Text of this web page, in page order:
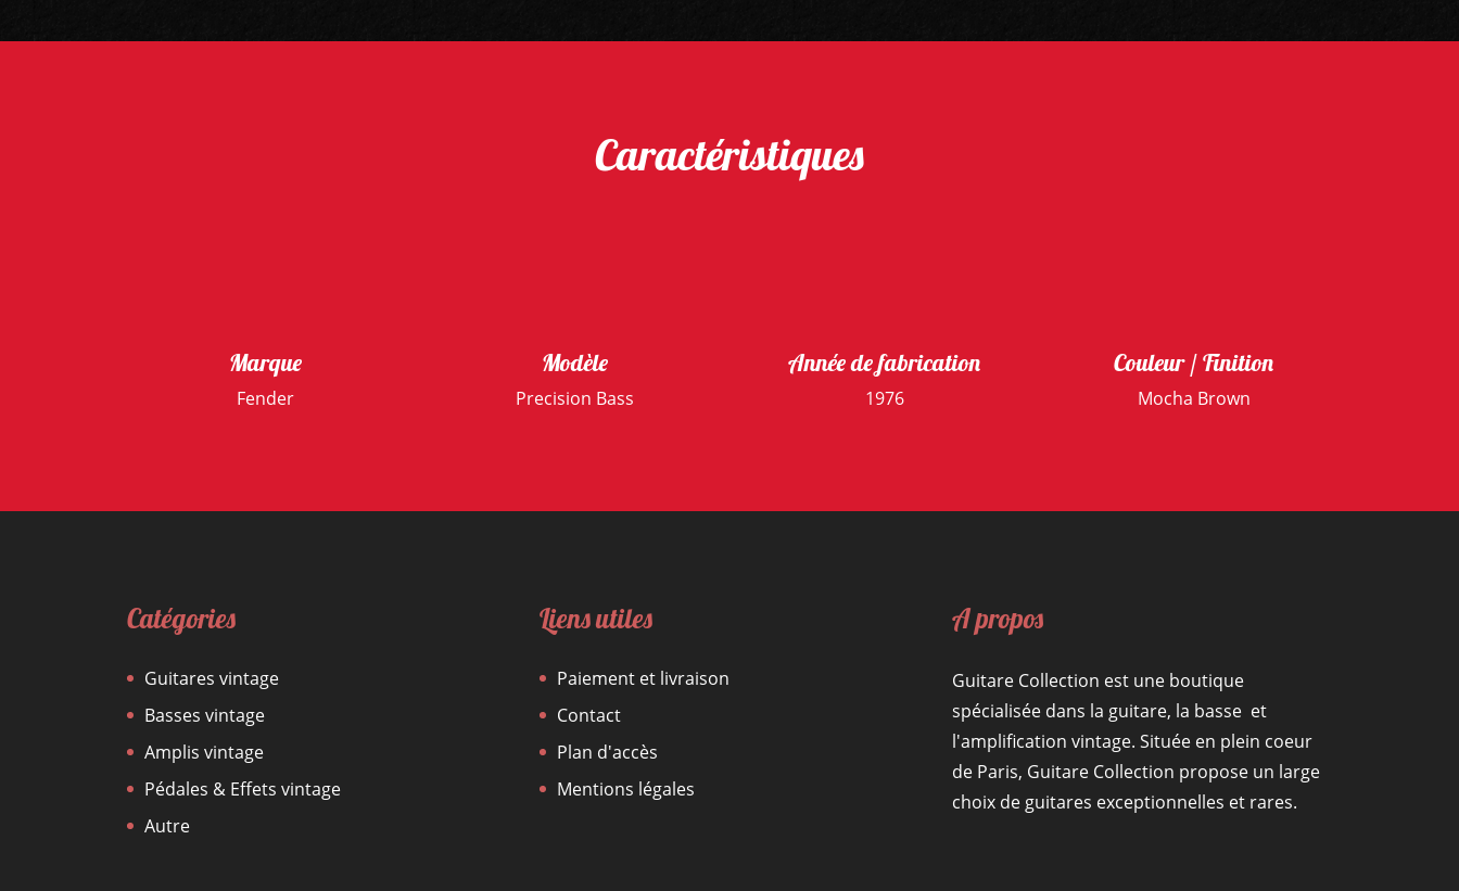
Caractéristiques
Marque
Fender
Modèle
Precision Bass
Année de fabrication
1976
Couleur / Finition
Mocha Brown
Catégories
Guitares vintage
Basses vintage
Amplis vintage
Pédales & Effets vintage
Autre
Liens utiles
Paiement et livraison
Contact
Plan d'accès
Mentions légales
A propos
Guitare Collection est une boutique
spécialisée dans la guitare, la basse et
l'amplification vintage. Située en plein coeur
de Paris, Guitare Collection propose un large
choix de guitares exceptionnelles et rares.